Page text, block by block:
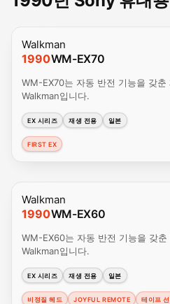
Walkman
1990WM-EX70
WM-EX70는 자동 반전 기능을 갖춘
Walkman입니다.
EX 시리즈 재생 전용 일본
FIRST EX
Walkman
1990WM-EX60
WM-EX60는 자동 반전 기능을 갖춘
Walkman입니다.
EX 시리즈 재생 전용 일본
비정질 헤드 JOYFUL REMOTE 테이프